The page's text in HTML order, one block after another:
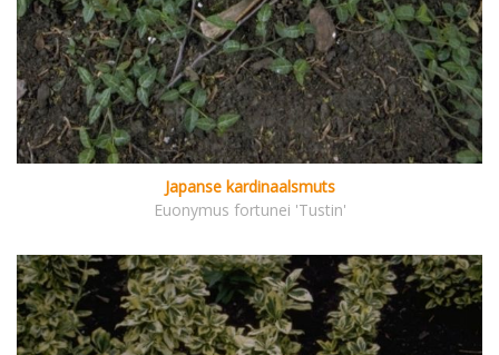
Japanse kardinaalsmuts
Euonymus fortunei 'Tustin'